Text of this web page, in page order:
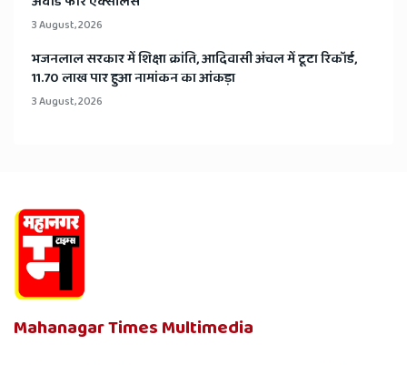
3 August, 2026
भजनलाल सरकार में शिक्षा क्रांति, आदिवासी अंचल में टूटा रिकॉर्ड,
11.70 लाख पार हुआ नामांकन का आंकड़ा
3 August, 2026
Mahanagar Times Multimedia